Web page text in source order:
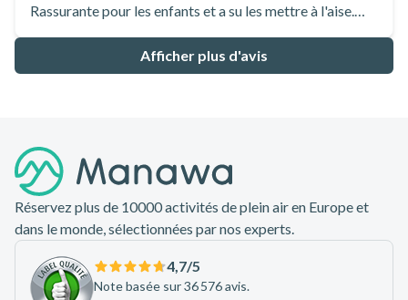
Rassurante pour les enfants et a su les mettre à l'aise.
Afficher plus d'avis
Réservez plus de 10000 activités de plein air en Europe et
dans le monde, sélectionnées par nos experts.
4,7/5
Note basée sur 36 576 avis.